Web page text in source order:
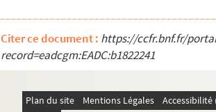
Citer ce document : https://ccfr.bnf.fr/
record=eadcgm:EADC:b1822241
Plan du site Mentions Légales